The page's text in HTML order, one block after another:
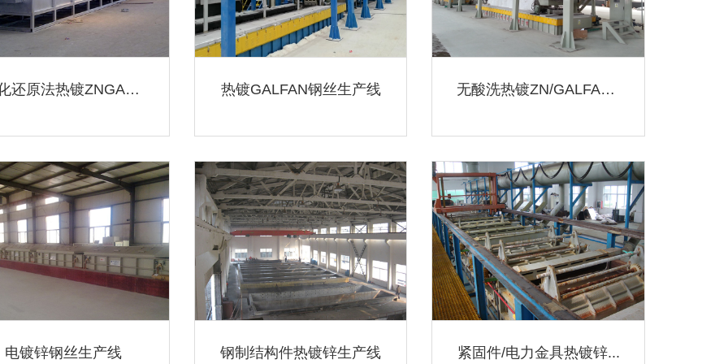
氧化还原法热镀ZNGALFAN... 热镀GALFAN钢丝生产线 无酸洗热镀ZN/GALFAN钢...
电镀锌钢丝生产线 钢制结构件热镀锌生产线 紧固件/电力金具热镀锌...